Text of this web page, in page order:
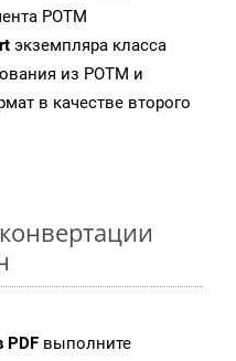
POTM
экземпляра класса
из POTM и
в качестве второго
PDF выполните